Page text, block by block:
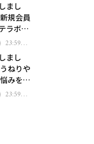
まし
規会員
ラボー
ヘア
23:59ま
まし
ねりや
みを解
テムを
23:59ま